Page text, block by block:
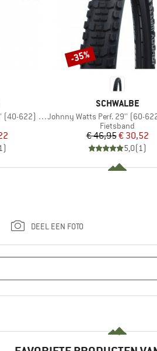
V-Guard FB
prijs
1)
MERK
SCHWALBE
Artikel
Johnny Watts Perf. 29'' (60-622)
Productgroep
Fietsband
Prijs
€ 46,95Verlaagde
€ 30,52
5,0(1)
Korting
-35%
DEEL EEN FOTO